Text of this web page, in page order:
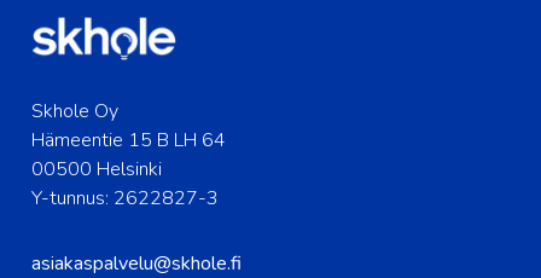
Skhole Oy
Hämeentie 15 B LH 64
00500 Helsinki
Y-tunnus: 2622827-3
asiakaspalvelu@skhole.fi